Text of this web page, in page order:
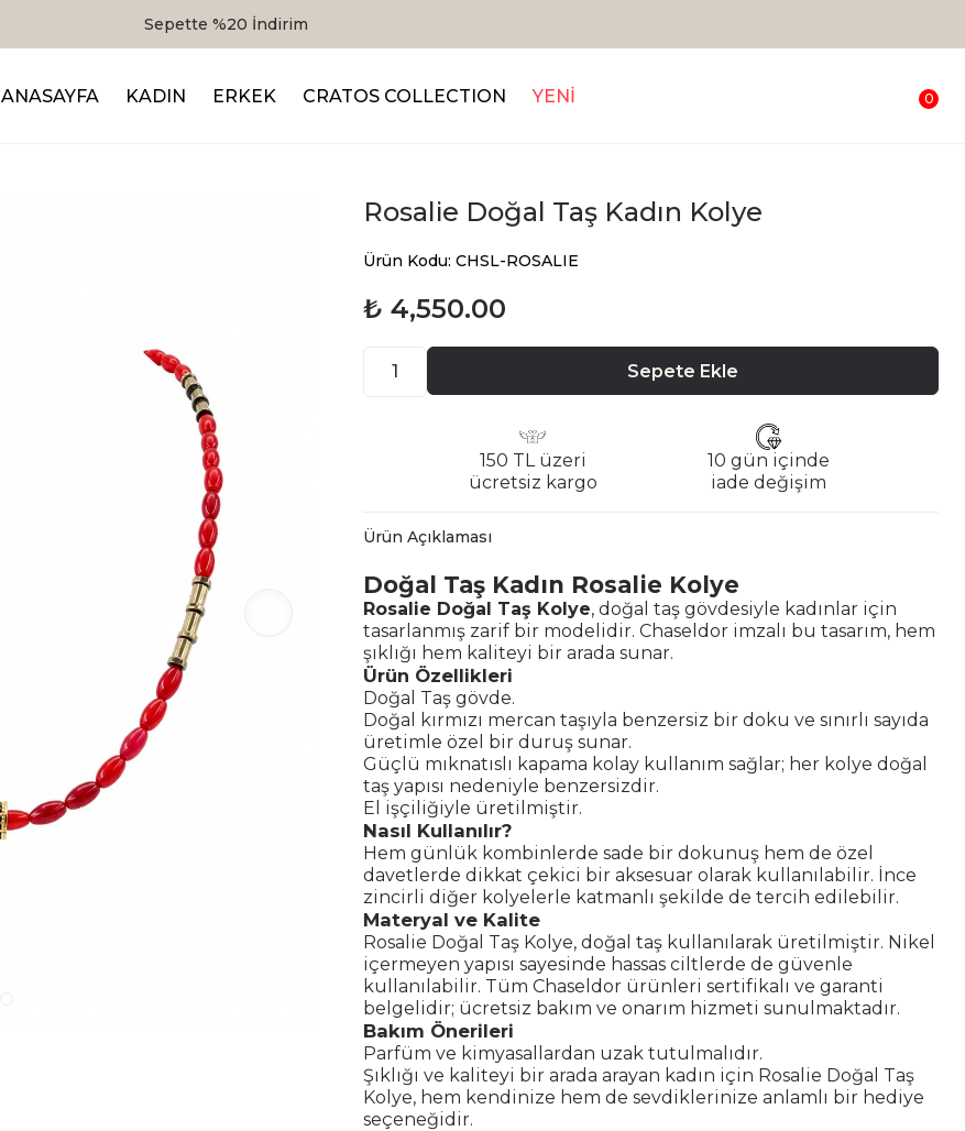
Sepette %20 İndirim
ANASAYFA KADIN ERKEK CRATOS COLLECTION YENİ 0
Rosalie Doğal Taş Kadın Kolye
Ürün Kodu: CHSL-ROSALIE
₺ 4,550.00
Sepete Ekle
150 TL üzeri
ücretsiz kargo
10 gün içinde
iade değişim
Ürün Açıklaması
Doğal Taş Kadın Rosalie Kolye
Rosalie Doğal Taş Kolye, doğal taş gövdesiyle kadınlar için
tasarlanmış zarif bir modelidir. Chaseldor imzalı bu tasarım, hem
şıklığı hem kaliteyi bir arada sunar.
Ürün Özellikleri
Doğal Taş gövde.
Doğal kırmızı mercan taşıyla benzersiz bir doku ve sınırlı sayıda
üretimle özel bir duruş sunar.
Güçlü mıknatıslı kapama kolay kullanım sağlar; her kolye doğal
taş yapısı nedeniyle benzersizdir.
El işçiliğiyle üretilmiştir.
Nasıl Kullanılır?
Hem günlük kombinlerde sade bir dokunuş hem de özel
davetlerde dikkat çekici bir aksesuar olarak kullanılabilir. İnce
zincirli diğer kolyelerle katmanlı şekilde de tercih edilebilir.
Materyal ve Kalite
Rosalie Doğal Taş Kolye, doğal taş kullanılarak üretilmiştir. Nikel
içermeyen yapısı sayesinde hassas ciltlerde de güvenle
kullanılabilir. Tüm Chaseldor ürünleri sertifikalı ve garanti
belgelidir; ücretsiz bakım ve onarım hizmeti sunulmaktadır.
Bakım Önerileri
Parfüm ve kimyasallardan uzak tutulmalıdır.
Şıklığı ve kaliteyi bir arada arayan kadın için Rosalie Doğal Taş
Kolye, hem kendinize hem de sevdiklerinize anlamlı bir hediye
seçeneğidir.